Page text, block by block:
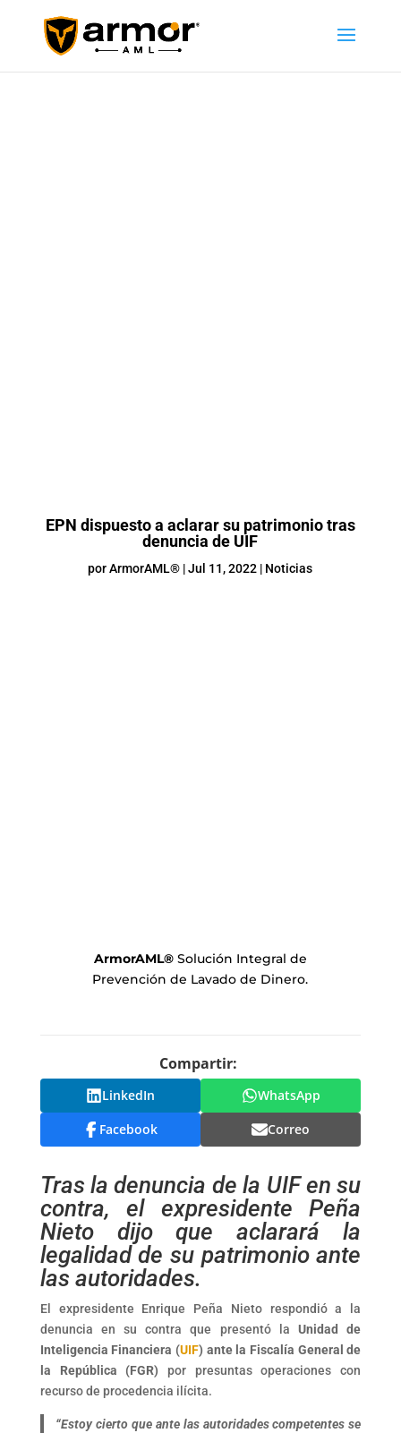
EPN dispuesto a aclarar su patrimonio tras
denuncia de UIF
porArmorAML® |Jul 11, 2022 | Noticias
ArmorAML® Solución Integral de
Prevención de Lavado de Dinero.
Compartir:
LinkedIn
WhatsApp
Facebook
Correo
Tras la denuncia de la UIF en su
contra, el expresidente Peña
Nieto dijo que aclarará la
legalidad de su patrimonio ante
las autoridades.
El expresidente Enrique Peña Nieto respondió a la
denuncia en su contra que presentó laUnidad de
Inteligencia Financiera (UIF) ante la Fiscalía General de
la República (FGR) por presuntas operaciones con
recurso de procedencia ilícita.
“Estoy cierto que ante las autoridades competentes se